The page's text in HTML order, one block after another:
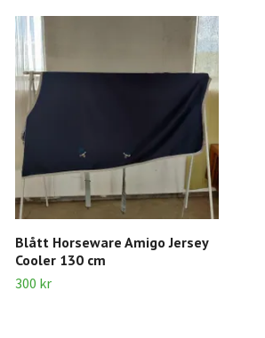
Blått Horseware Amigo Jersey
Cooler 130 cm
300 kr